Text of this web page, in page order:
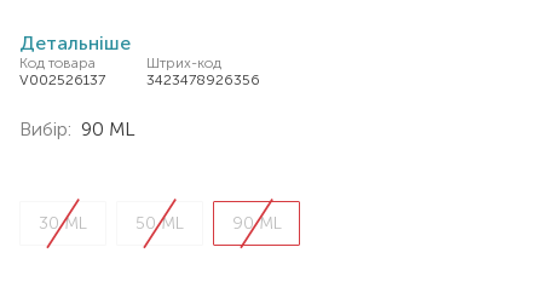
Детальніше
Код товара
V002526137
Штрих-код
3423478926356
Вибір: 90 ML
30 ML 50 ML 90 ML